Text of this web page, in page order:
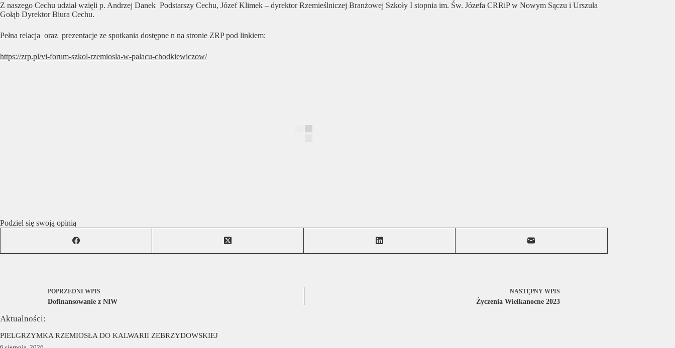
Z naszego Cechu udział wzięli p. Andrzej Danek Podstarszy Cechu, Józef Klimek – dyrektor Rzemieślniczej Branżowej Szkoły I stopnia im. Św. Józefa CRRiP w Nowym Sączu i Urszula
Gołąb Dyrektor Biura Cechu.
Pełna relacja oraz prezentacje ze spotkania dostępne n na stronie ZRP pod linkiem:
https://zrp.pl/vi-forum-szkol-rzemiosla-w-palacu-chodkiewiczow/
Podziel się swoją opinią
POPRZEDNI WPIS
Dofinansowanie z NIW
NASTĘPNY WPIS
Życzenia Wielkanocne 2023
Aktualności:
PIELGRZYMKA RZEMIOSŁA DO KALWARII ZEBRZYDOWSKIEJ